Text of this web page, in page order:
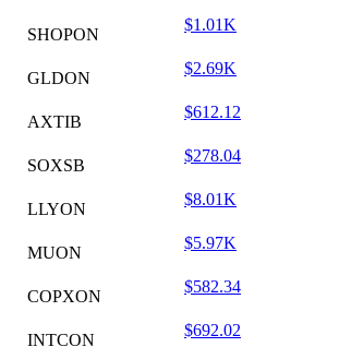
SHOPON
$1.01K
GLDON
$2.69K
AXTIB
$612.12
SOXSB
$278.04
LLYON
$8.01K
MUON
$5.97K
COPXON
$582.34
INTCON
$692.02